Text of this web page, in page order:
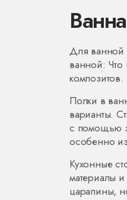
Для ванной
ванной:
Полки в
варианты.
с помощью
особенно
Кухонные
материалы
царапины,